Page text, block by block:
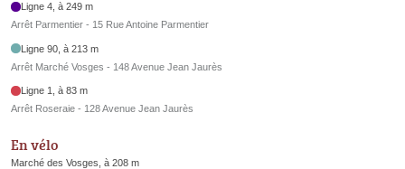
Ligne 4, à 249 m
Arrêt Parmentier - 15 Rue Antoine Parmentier
Ligne 90, à 213 m
Arrêt Marché Vosges - 148 Avenue Jean Jaurès
Ligne 1, à 83 m
Arrêt Roseraie - 128 Avenue Jean Jaurès
En vélo
Marché des Vosges, à 208 m